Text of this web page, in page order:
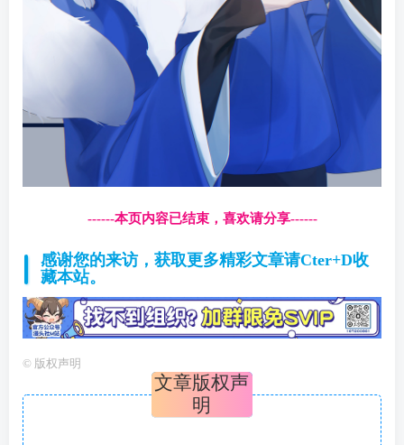
------本页内容已结束，喜欢请分享------
感谢您的来访，获取更多精彩文章请Cter+D收
藏本站。
© 版权声明
文章版权声
明